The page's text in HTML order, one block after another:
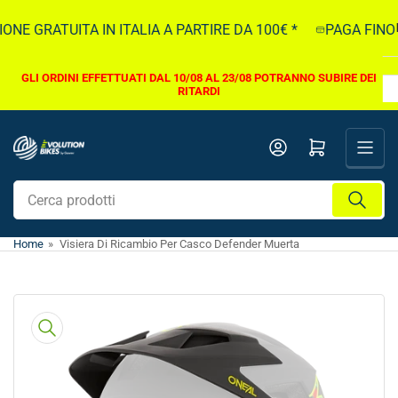
direttamente
contenuti
GRATUITA IN ITALIA A PARTIRE DA 100€ * PAGA FINO
GLI ORDINI EFFETTUATI DAL 10/08 AL 23/08 POTRANNO SUBIRE DEI
RITARDI
Cerca
prodotti
Apri il mini carrello
Home » Visiera Di Ricambio Per Casco Defender Muerta
direttamente
informazioni